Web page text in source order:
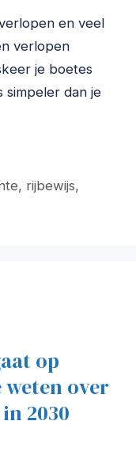
en veel
verlopen
je boetes
simpeler dan je
, rijbewijs,
op
over
2030